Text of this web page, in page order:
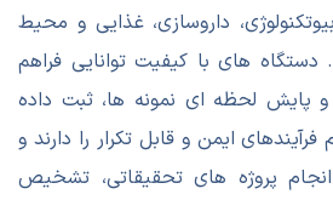
داروسازی، غذایی و محیط
های با کیفیت توانایی فراهم
و پایش لحظه ای نمونه ها، ثبت داده
ایمن و قابل تکرار را دارند و
انجام پروژه های تحقیقاتی، تشخیص